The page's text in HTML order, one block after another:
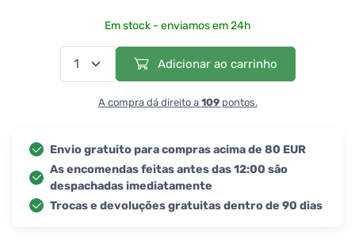
Em stock - enviamos em 24h
Adicionar ao carrinho
A compra dá direito a 109pontos.
Envio gratuito para compras acima de 80 EUR
As encomendas feitas antes das 12:00 são
despachadas imediatamente
Trocas e devoluções gratuitas dentro de 90 dias